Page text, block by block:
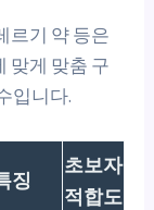
르기 약 등은
맞게 맞춤 구
입니다.
징
초보자
적합도